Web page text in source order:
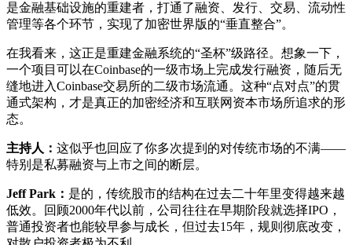
是金融基础设施的重建者，打通了融资、发行、交易、流动性
管理等各个环节，实现了加密世界版的“垂直整合”。
在我看来，这正是重建金融系统的“圣杯”级路径。想象一下，
一个项目可以在Coinbase的一级市场上完成发行融资，随后无
缝地进入Coinbase交易所的二级市场流通。这种“点对点”的贯
通式架构，才是真正的加密经济和互联网资本市场所追求的形
态。
主持人： 这似乎也回应了你多次提到的对传统市场的不满——
特别是私募融资与上市之间的断层。
Jeff Park： 是的，传统股市的结构在过去二十年里变得越来越
低效。回顾2000年代以前，公司往往在早期阶段就选择IPO，
普通投资者也能较早参与成长，但过去15年，规则彻底改变，